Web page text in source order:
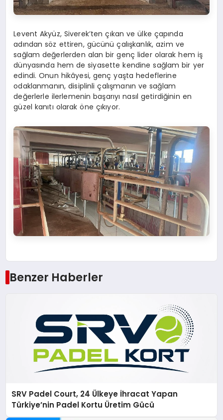
Levent Akyüz, Siverek’ten çıkan ve ülke çapında
adından söz ettiren, gücünü çalışkanlık, azim ve
sağlam değerlerden alan bir genç lider olarak hem iş
dünyasında hem de siyasette kendine sağlam bir yer
edindi. Onun hikâyesi, genç yaşta hedeflerine
odaklanmanın, disiplinli çalışmanın ve sağlam
değerlerle ilerlemenin başarıyı nasıl getirdiğinin en
güzel kanıtı olarak öne çıkıyor.
Benzer Haberler
SRV Padel Court, 24 Ülkeye İhracat Yapan
Türkiye’nin Padel Kortu Üretim Gücü